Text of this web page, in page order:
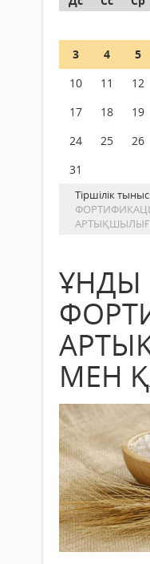
3
4 5
10
11 12
17
18 19
24
25 26
31
Тіршілік
ҰНДЫ
МЕН